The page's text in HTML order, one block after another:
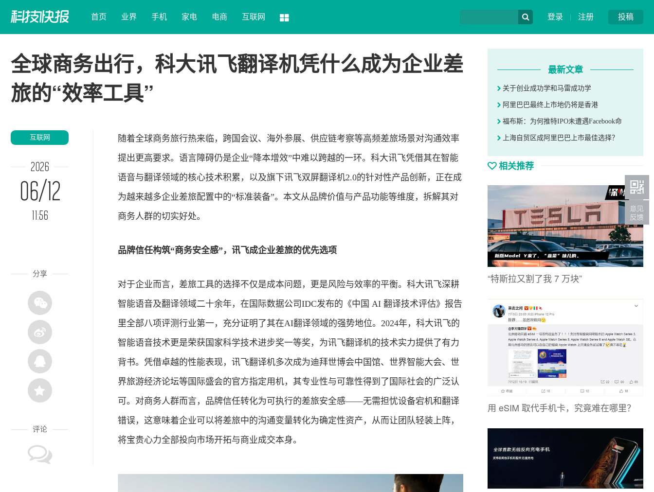
投稿
登录 | 注册
首页 业界 手机 家电 电商 互联网
全球商务出行，科大讯飞翻译机凭什么成为企业差
旅的“效率工具”
互联网
2026
06/12
11:56
分享
评论
随着全球商务旅行热来临，跨国会议、海外参展、供应链考察等高频差旅场景对沟通效率
提出更高要求。语言障碍仍是企业“降本增效”中难以跨越的一环。科大讯飞凭借其在智能
语音与翻译领域的核心技术积累，以及旗下讯飞双屏翻译机2.0的针对性产品创新，正在成
为越来越多企业差旅配置中的“标准装备”。本文从品牌价值与产品功能等维度，拆解其对
商务人群的切实好处。
品牌信任构筑“商务安全感”，讯飞成企业差旅的优先选项
对于企业而言，差旅工具的选择不仅是成本问题，更是风险与效率的平衡。科大讯飞深耕
智能语音及翻译领域二十余年，在国际数据公司IDC发布的《中国 AI 翻译技术评估》报告
里全部八项评测行业第一，充分证明了其在AI翻译领域的强势地位。2024年，科大讯飞的
智能语音技术更是荣获国家科学技术进步奖一等奖，为讯飞翻译机的技术实力提供了有力
背书。凭借卓越的性能表现，讯飞翻译机多次成为迪拜世博会中国馆、世界智能大会、世
界旅游经济论坛等国际盛会的官方指定用机，其专业性与可靠性得到了国际社会的广泛认
可。对商务人群而言，品牌信任转化为可执行的差旅安全感——无需担忧设备宕机和翻译
错误，这意味着企业可以将差旅中的沟通变量转化为确定性资产，从而让团队轻装上阵，
将宝贵心力全部投向市场开拓与商业成交本身。
最新文章
关于创业成功学和马雷成功学
阿里巴巴最终上市地仍将是香港
福布斯：为何推特IPO未遭遇Facebook命
上海自贸区成阿里巴巴上市最佳选择？
相关推荐
“特斯拉又割了我 7 万块”
用 eSIM 取代手机卡，究竟难在哪里？